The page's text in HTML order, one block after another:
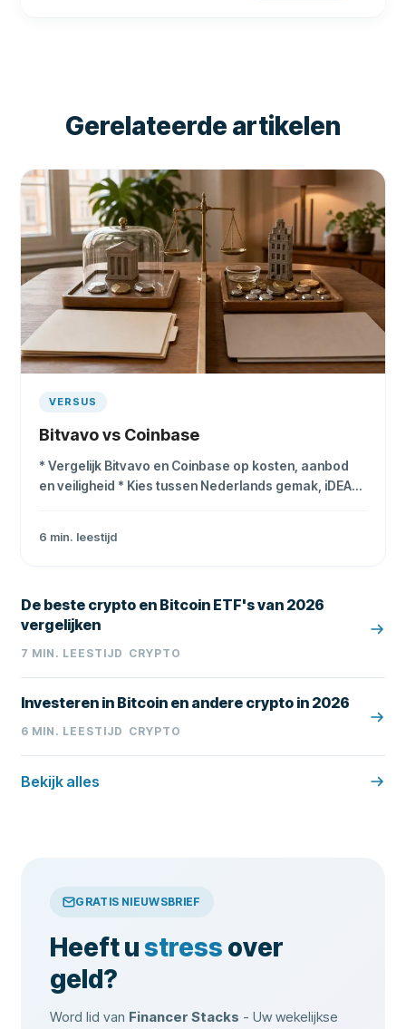
Gerelateerde artikelen
VERSUS
Bitvavo vs Coinbase
* Vergelijk Bitvavo en Coinbase op kosten, aanbod
en veiligheid * Kies tussen Nederlands gemak, iDEAL
6 min. leestijd
De beste crypto en Bitcoin ETF's van 2026
vergelijken
7 MIN. LEESTIJD CRYPTO
Investeren in Bitcoin en andere crypto in 2026
6 MIN. LEESTIJD CRYPTO
Bekijk alles
GRATIS NIEUWSBRIEF
Heeft ustress over
geld?
Word lid van Financer Stacks - Uw wekelijkse